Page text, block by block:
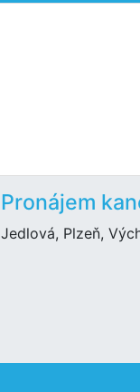
Pronájem
Jedlová, Plzeň,